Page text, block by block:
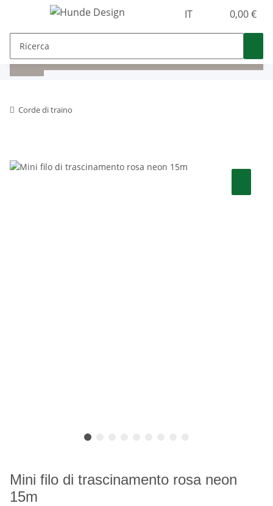
IT 0,00 €
Corde di traino
Mini filo di trascinamento rosa neon
15m